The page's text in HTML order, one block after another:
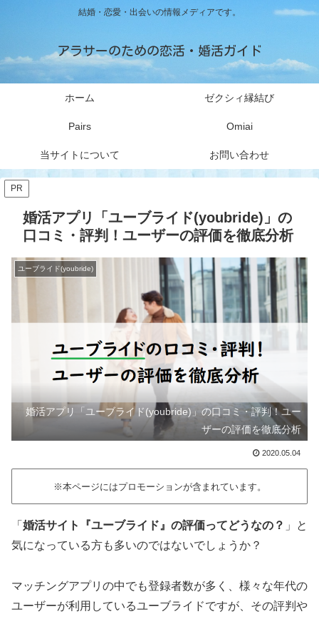
結婚・恋愛・出会いの情報メディアです。
アラサーのための恋活・婚活ガイド
ホーム ゼクシィ縁結び
Pairs Omiai
当サイトについて お問い合わせ
PR
婚活アプリ「ユーブライド(youbride)」の
口コミ・評判！ユーザーの評価を徹底分析
ユーブライド(youbride)
婚活アプリ「ユーブライド(youbride)」の口コミ・評判！ユー
ザーの評価を徹底分析
2020.05.04
※本ページにはプロモーションが含まれています。
「 婚活サイト『ユーブライド』の評価ってどうなの？ 」と
気になっている方も多いのではないでしょうか？
マッチングアプリの中でも登録者数が多く、様々な年代の
ユーザーが利用しているユーブライドですが、その評判や